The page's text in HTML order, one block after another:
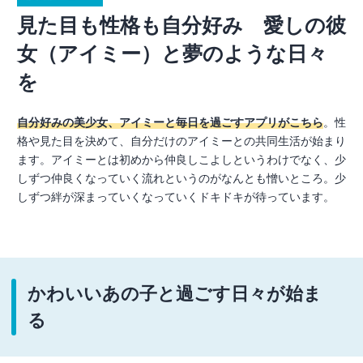
見た目も性格も自分好み 愛しの彼
女（アイミー）と夢のような日々
を
自分好みの美少女、アイミーと毎日を過ごすアプリがこちら。性
格や見た目を決めて、自分だけのアイミーとの共同生活が始まり
ます。アイミーとは初めから仲良しこよしというわけでなく、少
しずつ仲良くなっていく流れというのがなんとも憎いところ。少
しずつ絆が深まっていくなっていくドキドキが待っています。
かわいいあの子と過ごす日々が始ま
る